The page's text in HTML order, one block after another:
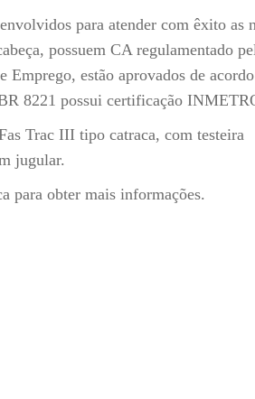
para atender com êxito as
possuem CA regulamentado
estão aprovados de
8221 possui certificação
Trac III tipo catraca, com testeira
jugular.
para obter mais informações.